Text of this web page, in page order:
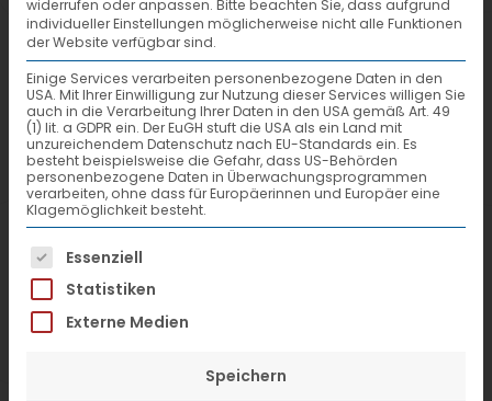
Tiemex logistic services b.v.
Hecto 1
NL-6902 KM Zevenaar
Telefon +31 316 581500
Telefax +31 316 527777
www.tiemex.de
widerrufen oder anpassen. Bitte beachten Sie, dass aufgrund
individueller Einstellungen möglicherweise nicht alle Funktionen
der Website verfügbar sind.
Einige Services verarbeiten personenbezogene Daten in den
USA. Mit Ihrer Einwilligung zur Nutzung dieser Services willigen Sie
auch in die Verarbeitung Ihrer Daten in den USA gemäß Art. 49
(1) lit. a GDPR ein. Der EuGH stuft die USA als ein Land mit
unzureichendem Datenschutz nach EU-Standards ein. Es
besteht beispielsweise die Gefahr, dass US-Behörden
personenbezogene Daten in Überwachungsprogrammen
verarbeiten, ohne dass für Europäerinnen und Europäer eine
Klagemöglichkeit besteht.
Es folgt eine Liste der Service-Gruppen,
Essenziell
Statistiken
Externe Medien
Speichern